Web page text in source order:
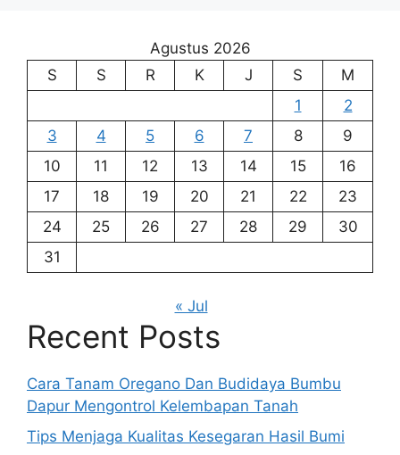
Agustus 2026
S
S R K J S
M
1
2
3
4 5 6 7 8
9
10
11 12 13 14 15
16
17
18 19 20 21 22
23
24
25 26 27 28 29
30
31
« Jul
Recent Posts
Cara Tanam Oregano Dan Budidaya Bumbu
Dapur Mengontrol Kelembapan Tanah
Tips Menjaga Kualitas Kesegaran Hasil Bumi